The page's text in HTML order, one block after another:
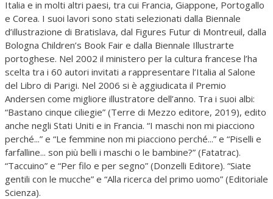
Italia e in molti altri paesi, tra cui Francia, Giappone, Portogallo
e Corea. I suoi lavori sono stati selezionati dalla Biennale
d’illustrazione di Bratislava, dal Figures Futur di Montreuil, dalla
Bologna Children’s Book Fair e dalla Biennale Illustrarte
portoghese. Nel 2002 il ministero per la cultura francese l’ha
scelta tra i 60 autori invitati a rappresentare l’Italia al Salone
del Libro di Parigi. Nel 2006 si è aggiudicata il Premio
Andersen come migliore illustratore dell’anno. Tra i suoi albi:
“Bastano cinque ciliegie” (Terre di Mezzo editore, 2019), edito
anche negli Stati Uniti e in Francia. “I maschi non mi piacciono
perché...” e “Le femmine non mi piacciono perché...” e “Piselli e
farfalline... son più belli i maschi o le bambine?” (Fatatrac).
“Taccuino” e “Per filo e per segno” (Donzelli Editore). “Siate
gentili con le mucche” e “Alla ricerca del primo uomo” (Editoriale
Scienza).